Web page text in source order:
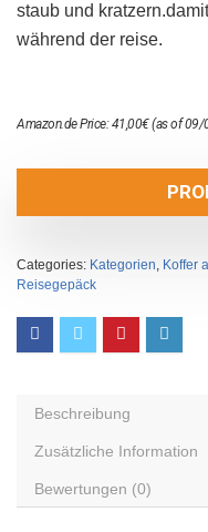
staub und
während der reise.
Amazon.de Price:41,00€(as of 09/
Categories: Kategorien, Koffer
Reisegepäck
Beschreibung
Zusätzliche Information
Bewertungen (0)